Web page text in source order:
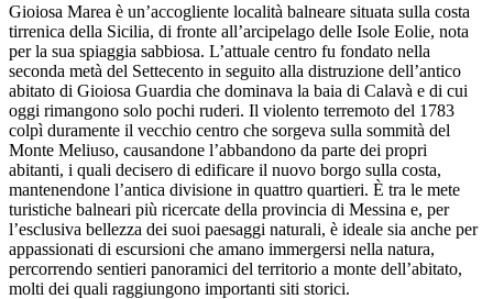
Gioiosa Marea è un’accogliente località balneare situata sulla costa
tirrenica della Sicilia, di fronte all’arcipelago delle Isole Eolie, nota
per la sua spiaggia sabbiosa. L’attuale centro fu fondato nella
seconda metà del Settecento in seguito alla distruzione dell’antico
abitato di Gioiosa Guardia che dominava la baia di Calavà e di cui
oggi rimangono solo pochi ruderi. Il violento terremoto del 1783
colpì duramente il vecchio centro che sorgeva sulla sommità del
Monte Meliuso, causandone l’abbandono da parte dei propri
abitanti, i quali decisero di edificare il nuovo borgo sulla costa,
mantenendone l’antica divisione in quattro quartieri. È tra le mete
turistiche balneari più ricercate della provincia di Messina e, per
l’esclusiva bellezza dei suoi paesaggi naturali, è ideale sia anche per
appassionati di escursioni che amano immergersi nella natura,
percorrendo sentieri panoramici del territorio a monte dell’abitato,
molti dei quali raggiungono importanti siti storici.